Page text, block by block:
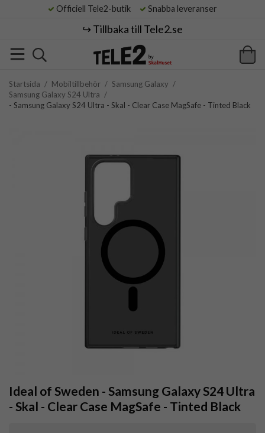
Officiell Tele2-butik Snabba leveranser
↪️ Tillbaka till Tele2.se
Startsida / Mobiltillbehör / Samsung Galaxy /
Samsung Galaxy S24 Ultra /
- Samsung Galaxy S24 Ultra - Skal - Clear Case MagSafe - Tinted Black
Ideal of Sweden - Samsung Galaxy S24 Ultra
- Skal - Clear Case MagSafe - Tinted Black